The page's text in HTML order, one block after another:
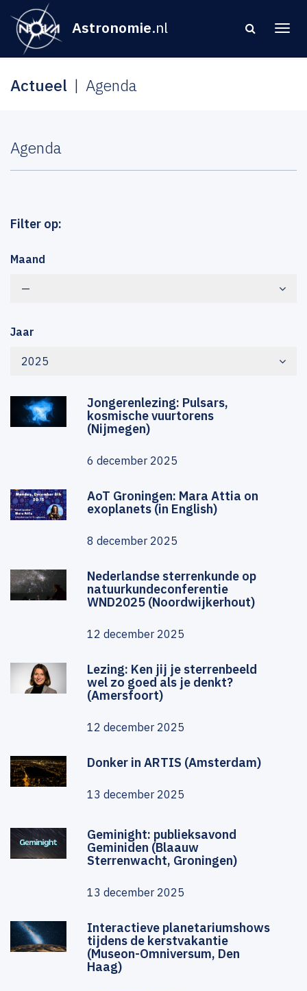
Astronomie.nl
Actueel Agenda
Agenda
Filter op:
Maand
—
Jaar
2025
Jongerenlezing: Pulsars,
kosmische vuurtorens
(Nijmegen)
6 december 2025
AoT Groningen: Mara Attia on
exoplanets (in English)
8 december 2025
Nederlandse sterrenkunde op
natuurkundeconferentie
WND2025 (Noordwijkerhout)
12 december 2025
Lezing: Ken jij je sterrenbeeld
wel zo goed als je denkt?
(Amersfoort)
12 december 2025
Donker in ARTIS (Amsterdam)
13 december 2025
Geminight: publieksavond
Geminiden (Blaauw
Sterrenwacht, Groningen)
13 december 2025
Interactieve planetariumshows
tijdens de kerstvakantie
(Museon-Omniversum, Den
Haag)